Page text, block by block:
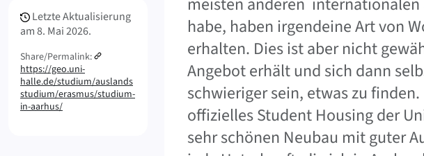
habe, haben irgendeine Art von
erhalten. Dies ist aber nicht
Angebot erhält und sich dann
schwieriger sein, etwas zu
offizielles Student Housing der
sehr schönen Neubau mit guter
Letzte Aktualisierung
am8. Mai 2026.
Share/Permalink:
https://geo.uni-
halle.de/studium/auslands
studium/erasmus/studium-
in-aarhus/